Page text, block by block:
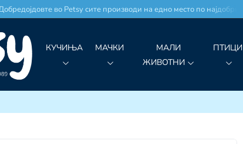
во Petsy сите производи на едно место по најдобри цени!
КУЧИЊА МАЧКИ
МАЛИ
ЖИВОТНИ
ПТИЦИ